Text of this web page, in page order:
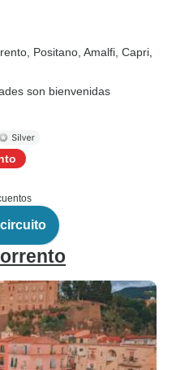
, Positano , Amalfi , Capri
son bienvenidas